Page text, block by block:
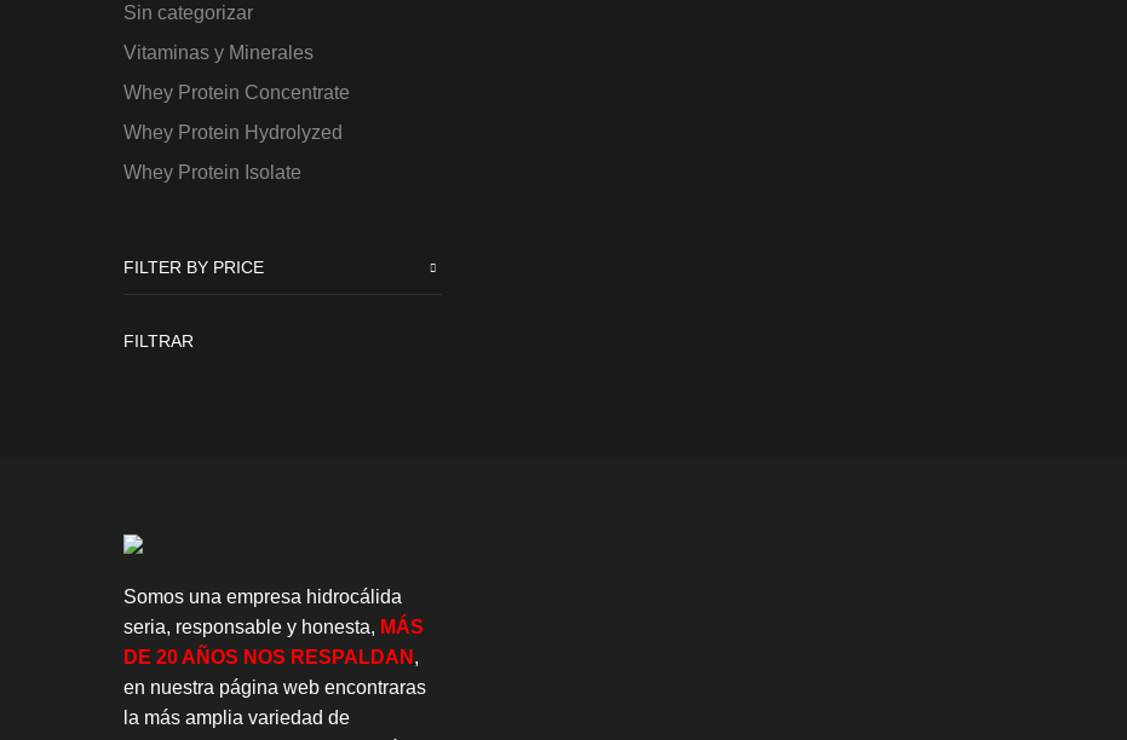
Sin categorizar
Vitaminas y Minerales
Whey Protein Concentrate
Whey Protein Hydrolyzed
Whey Protein Isolate
FILTER BY PRICE
FILTRAR
Somos una empresa hidrocálida
seria, responsable y honesta, MÁS
DE 20 AÑOS NOS RESPALDAN ,
en nuestra página web encontraras
la más amplia variedad de